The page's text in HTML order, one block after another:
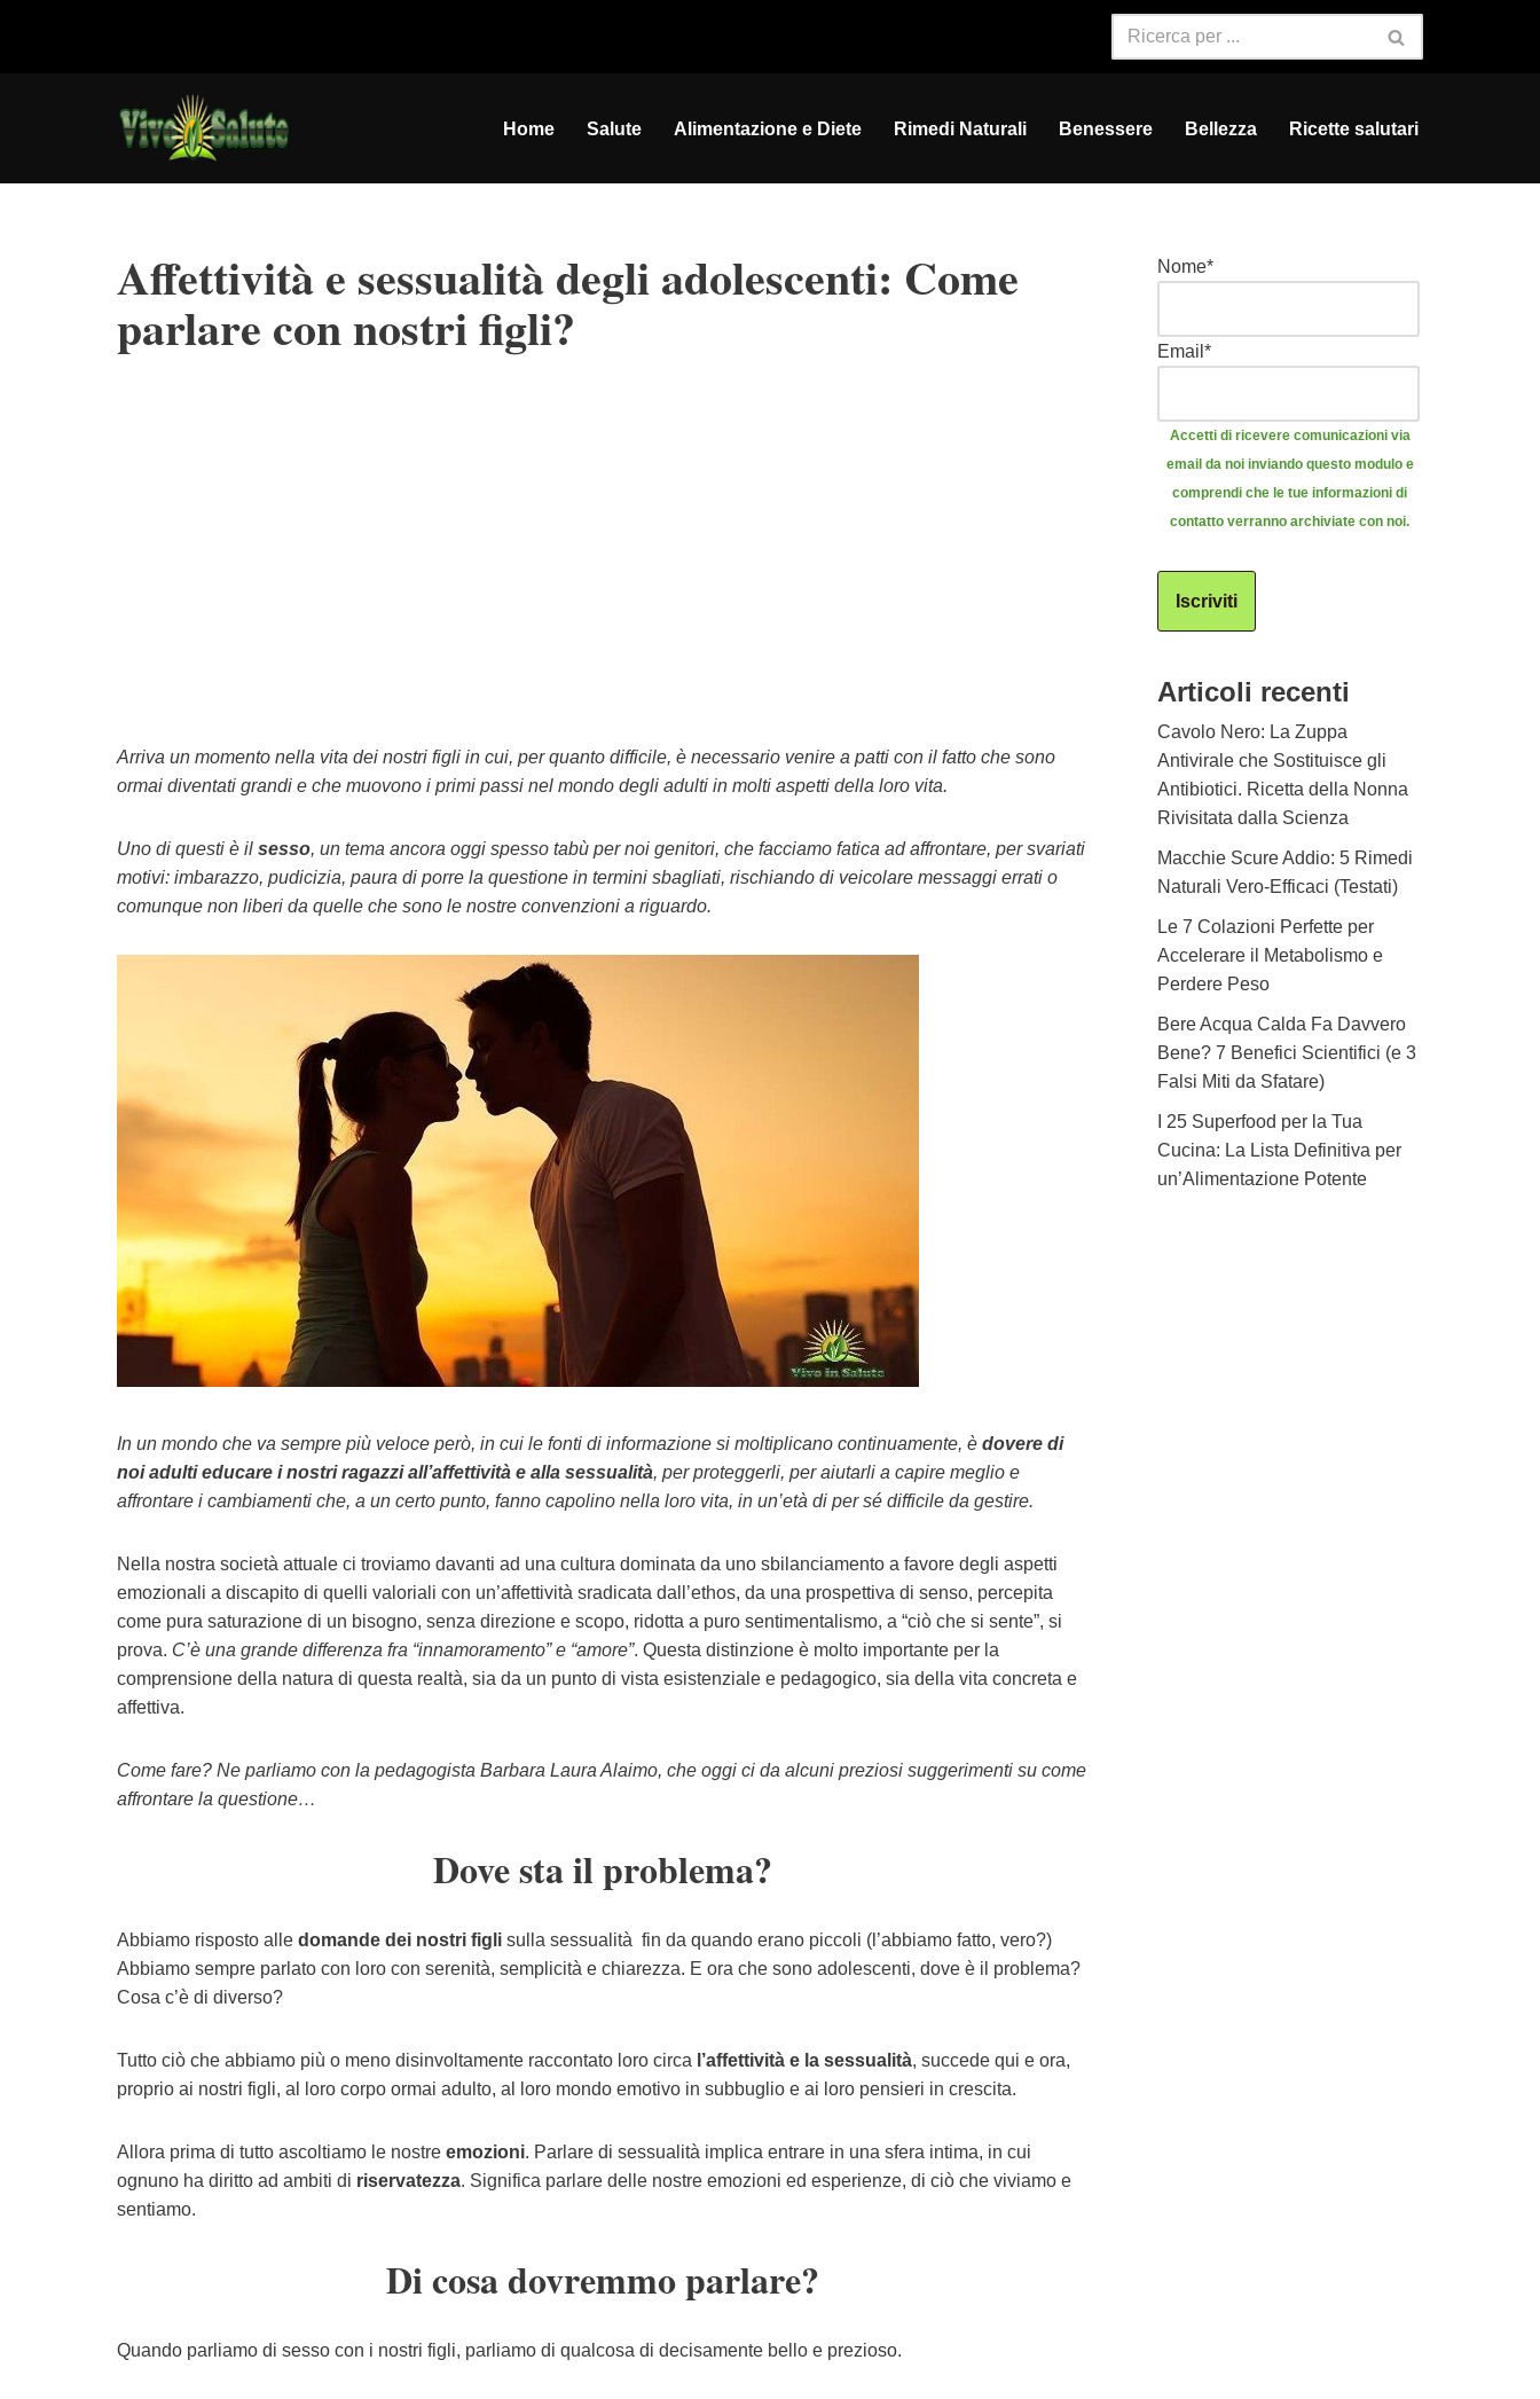
Home Salute Alimentazione e Diete Rimedi Naturali Benessere Bellezza Ricette salutari
Affettività e sessualità degli adolescenti: Come
parlare con nostri figli?
Arriva un momento nella vita dei nostri figli in cui, per quanto difficile, è necessario venire a patti con il fatto che sono
ormai diventati grandi e che muovono i primi passi nel mondo degli adulti in molti aspetti della loro vita.
Uno di questi è il sesso, un tema ancora oggi spesso tabù per noi genitori, che facciamo fatica ad affrontare, per svariati
motivi: imbarazzo, pudicizia, paura di porre la questione in termini sbagliati, rischiando di veicolare messaggi errati o
comunque non liberi da quelle che sono le nostre convenzioni a riguardo.
In un mondo che va sempre più veloce però, in cui le fonti di informazione si moltiplicano continuamente, è dovere di
noi adulti educare i nostri ragazzi all’affettività e alla sessualità, per proteggerli, per aiutarli a capire meglio e
affrontare i cambiamenti che, a un certo punto, fanno capolino nella loro vita, in un’età di per sé difficile da gestire.
Nella nostra società attuale ci troviamo davanti ad una cultura dominata da uno sbilanciamento a favore degli aspetti
emozionali a discapito di quelli valoriali con un’affettività sradicata dall’ethos, da una prospettiva di senso, percepita
come pura saturazione di un bisogno, senza direzione e scopo, ridotta a puro sentimentalismo, a “ciò che si sente”, si
prova. C’è una grande differenza fra “innamoramento” e “amore”. Questa distinzione è molto importante per la
comprensione della natura di questa realtà, sia da un punto di vista esistenziale e pedagogico, sia della vita concreta e
affettiva.
Come fare? Ne parliamo con la pedagogista Barbara Laura Alaimo, che oggi ci da alcuni preziosi suggerimenti su come
affrontare la questione…
Dove sta il problema?
Abbiamo risposto alle domande dei nostri figli sulla sessualità fin da quando erano piccoli (l’abbiamo fatto, vero?)
Abbiamo sempre parlato con loro con serenità, semplicità e chiarezza. E ora che sono adolescenti, dove è il problema?
Cosa c’è di diverso?
Tutto ciò che abbiamo più o meno disinvoltamente raccontato loro circa l’affettività e la sessualità, succede qui e ora,
proprio ai nostri figli, al loro corpo ormai adulto, al loro mondo emotivo in subbuglio e ai loro pensieri in crescita.
Allora prima di tutto ascoltiamo le nostre emozioni. Parlare di sessualità implica entrare in una sfera intima, in cui
ognuno ha diritto ad ambiti di riservatezza. Significa parlare delle nostre emozioni ed esperienze, di ciò che viviamo e
sentiamo.
Di cosa dovremmo parlare?
Quando parliamo di sesso con i nostri figli, parliamo di qualcosa di decisamente bello e prezioso.
Nome*
Email *
Accetti di ricevere comunicazioni via
email da noi inviando questo modulo e
comprendi che le tue informazioni di
contatto verranno archiviate con noi.
Iscriviti
Articoli recenti
Cavolo Nero: La Zuppa
Antivirale che Sostituisce gli
Antibiotici. Ricetta della Nonna
Rivisitata dalla Scienza
Macchie Scure Addio: 5 Rimedi
Naturali Vero-Efficaci (Testati)
Le 7 Colazioni Perfette per
Accelerare il Metabolismo e
Perdere Peso
Bere Acqua Calda Fa Davvero
Bene? 7 Benefici Scientifici (e 3
Falsi Miti da Sfatare)
I 25 Superfood per la Tua
Cucina: La Lista Definitiva per
un’Alimentazione Potente